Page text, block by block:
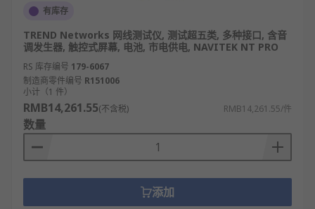
有库存
TREND Networks 网线测试仪, 测试超五类, 多种接口, 含音
调发生器, 触控式屏幕, 电池, 市电供电, NAVITEK NT PRO
RS 库存编号 179-6067
制造商零件编号 R151006
小计（1 件）
RMB14,261.55(不含税) RMB14,261.55/件
数量
添加